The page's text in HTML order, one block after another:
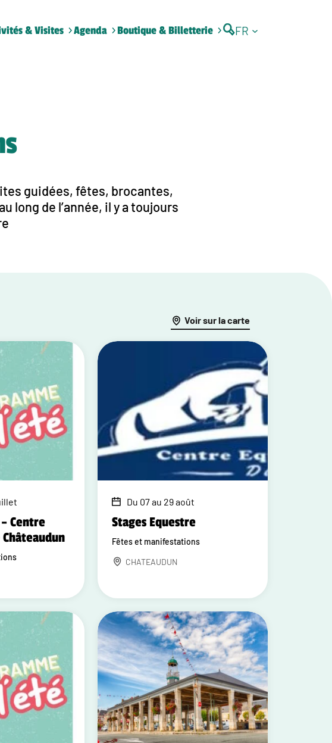
& Visites Agenda Boutique & Billetterie FR
guidées, fêtes, brocantes,
long de l’année, il y a toujours
Voir sur la carte
Centre
Du 07 au 29 août
Stages Equestre
Fêtes et manifestations
CHATEAUDUN